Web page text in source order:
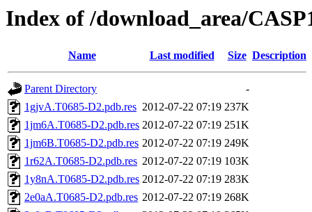
Index of /download_area/
Name Last modified Size Description
Parent Directory
-
1gjvA.T0685-D2.pdb.res 2012-07-22 07:19 237K
1jm6A.T0685-D2.pdb.res 2012-07-22 07:19 251K
1jm6B.T0685-D2.pdb.res 2012-07-22 07:19 249K
1r62A.T0685-D2.pdb.res 2012-07-22 07:19 103K
1y8nA.T0685-D2.pdb.res 2012-07-22 07:19 283K
2e0aA.T0685-D2.pdb.res 2012-07-22 07:19 268K